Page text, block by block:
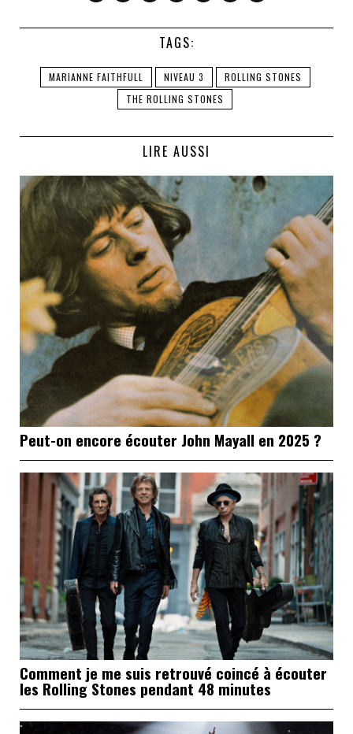
TAGS:
MARIANNE FAITHFULL NIVEAU 3
ROLLING STONES
THE ROLLING STONES
LIRE AUSSI
Peut-on encore écouter John Mayall en 2025 ?
Comment je me suis retrouvé coincé à écouter
les Rolling Stones pendant 48 minutes